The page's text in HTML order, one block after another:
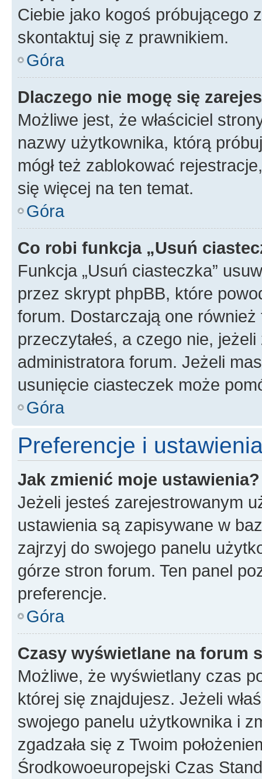
Ciebie jako kogoś próbującego
skontaktuj się z prawnikiem.
Góra
Dlaczego nie mogę się
Możliwe jest, że właściciel
nazwy użytkownika, którą
mógł też zablokować
się więcej na ten temat.
Góra
Co robi funkcja „Usuń
Funkcja „Usuń ciasteczka”
przez skrypt phpBB, które
forum. Dostarczają one
przeczytałeś, a czego nie,
administratora forum. Jeżeli
usunięcie ciasteczek może
Góra
Preferencje i
Jak zmienić moje ustawienia?
Jeżeli jesteś zarejestrowanym
ustawienia są zapisywane w
zajrzyj do swojego panelu
górze stron forum. Ten panel
preferencje.
Góra
Czasy wyświetlane na forum
Możliwe, że wyświetlany czas
której się znajdujesz. Jeżeli
swojego panelu użytkownika i
zgadzała się z Twoim
Środkowoeuropejski Czas